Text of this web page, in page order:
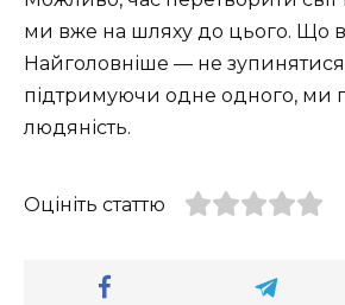
ми вже на шляху до цього. Що
Найголовніше — не
підтримуючи одне одного, ми
людяність.
Оцініть статтю